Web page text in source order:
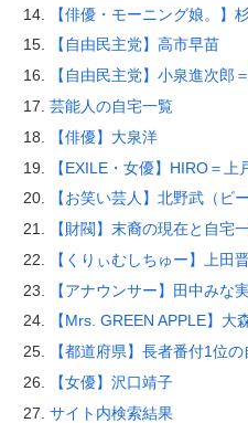
【俳優・モーニング娘。】
【自由民主党】高市早苗
【自由民主党】小泉進次郎
芸能人の自宅一覧
【俳優】大泉洋
【EXILE・女優】HIRO＝上
【お笑い芸人】北野武（ビ
【財閥】末裔の現在と自宅
【くりぃむしちゅー】上田
【アナウンサー】田中みな
【Mrs. GREEN APPLE】大
【都道府県】長者番付1位の
【女優】沢口靖子
サイト内検索結果